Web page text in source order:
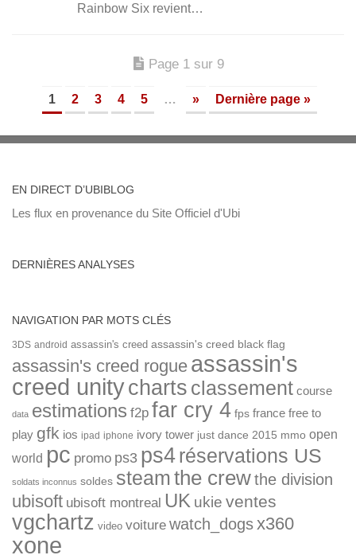
Rainbow Six revient…
Page 1 sur 9
1 2 3 4 5 … » Dernière page »
EN DIRECT D’UBIBLOG
Les flux en provenance du Site Officiel d'Ubi
DERNIÈRES ANALYSES
NAVIGATION PAR MOTS CLÉS
3DS android assassin's creed assassin's creed black flag
assassin's creed rogue assassin's
creed unitycharts classement course
data estimations f2p far cry 4 fps france free to
play gfk ios ipad iphone ivory tower just dance 2015 mmo open
world pc promo ps3 ps4réservations US
soldats inconnus soldes steamthe crewthe division
ubisoft ubisoft montreal UK ukie ventes
vgchartz video voiture watch_dogsx360
xone